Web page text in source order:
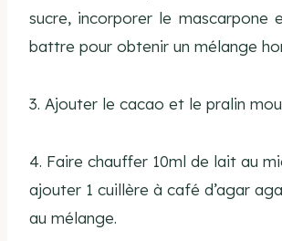
sucre, incorporer le mascarpone
battre pour obtenir un mélange
3. Ajouter le cacao et le pralin
4. Faire chauffer 10ml de lait au
ajouter 1 cuillère à café d’agar
au mélange.